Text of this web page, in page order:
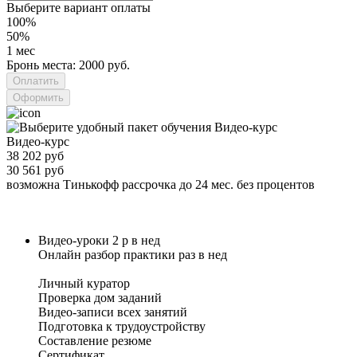
Выберите вариант оплаты
100%
50%
1 мес
Бронь места: 2000 руб.
Оформить
Видео-курс
38 202 руб
30 561 руб
возможна Тинькофф рассрочка до 24 мес. без процентов
Видео-уроки 2 р в нед
Онлайн разбор практики раз в нед
Личный куратор
Проверка дом заданий
Видео-записи всех занятий
Подготовка к трудоустройству
Составление резюме